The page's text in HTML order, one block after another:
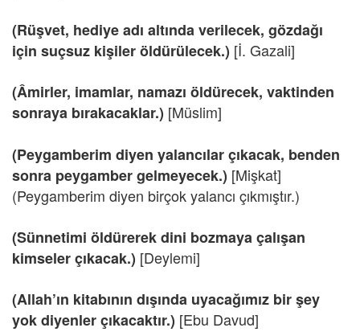
(Rüşvet, hediye adı altında verilecek, gözdağı
için suçsuz kişiler öldürülecek.) [İ. Gazali]
(Âmirler, imamlar, namazı öldürecek, vaktinden
sonraya bırakacaklar.) [Müslim]
(Peygamberim diyen yalancılar çıkacak, benden
sonra peygamber gelmeyecek.) [Mişkat]
(Peygamberim diyen birçok yalancı çıkmıştır.)
(Sünnetimi öldürerek dini bozmaya çalışan
kimseler çıkacak.) [Deylemi]
(Allah’ın kitabının dışında uyacağımız bir şey
yok diyenler çıkacaktır.) [Ebu Davud]